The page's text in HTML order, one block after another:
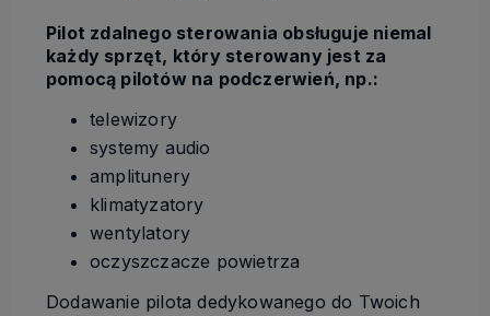
Pilot zdalnego sterowania obsługuje niemal
każdy sprzęt, który sterowany jest za
pomocą pilotów na podczerwień, np.:
telewizory
systemy audio
amplitunery
klimatyzatory
wentylatory
oczyszczacze powietrza
Dodawanie pilota dedykowanego do Twoich